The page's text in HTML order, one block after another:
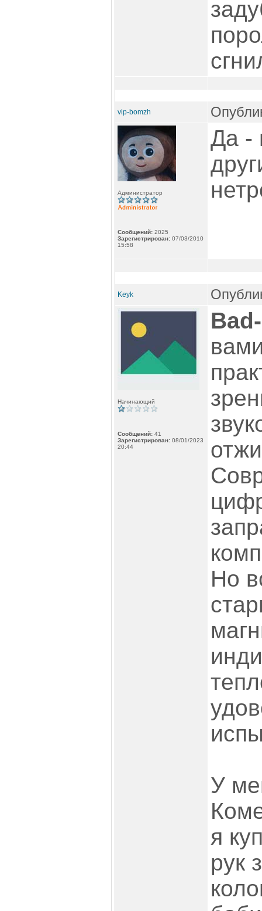
vip-bomzh
Администратор
Сообщений: 2025
Зарегистрирован: 07/03/2010
15:58
Да -
Keyk
Начинающий
Сообщений: 41
Зарегистрирован: 08/01/2023
20:44
Но
У
я
рук